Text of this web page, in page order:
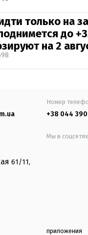
только на
до
на 2
Номер
+38 044
61/11,
Мы в
приложения